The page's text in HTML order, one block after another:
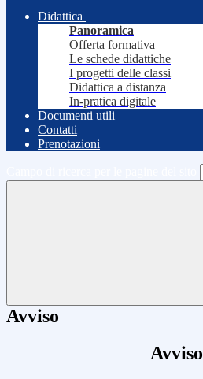
Didattica
Panoramica
Offerta formativa
Le schede didattiche
I progetti delle classi
Didattica a distanza
In-pratica digitale
Documenti utili
Contatti
Prenotazioni
Avviso
Avviso